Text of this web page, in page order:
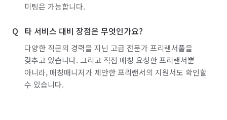
미팅은 가능합니다.
타 서비스 대비 장점은 무엇인가요?
다양한 직군의 경력을 지닌 고급 전문가 프리랜서풀을
갖추고 있습니다. 그리고 직접 매칭 요청한 프리랜서뿐
아니라, 매칭매니저가 제안한 프리랜서의 지원서도 확인할
수 있습니다.